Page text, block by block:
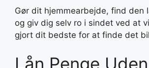
Gør dit hjemmearbejde, find den
og giv dig selv ro i sindet ved at
gjort dit bedste for at finde det
Lån Penge Uden